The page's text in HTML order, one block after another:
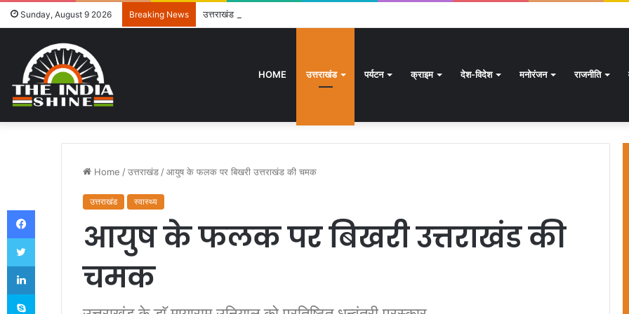
Sunday, August 9 2026 Breaking News उत्तराखंड में विशेष गहन पुनरीक्षण अभियान जारी, 24.30 लाख में से 20.27 लाख मतदाताओं तक पहुंचे नोटिस: सीईओ
HOME उत्तराखंड पर्यटन क्राइम देश-विदेश मनोरंजन राजनीति
Home /उत्तराखंड /आयुष के फलक पर बिखरी उत्तराखंड की चमक
उत्तराखंड स्वास्थ्य
आयुष के फलक पर बिखरी उत्तराखंड की
चमक